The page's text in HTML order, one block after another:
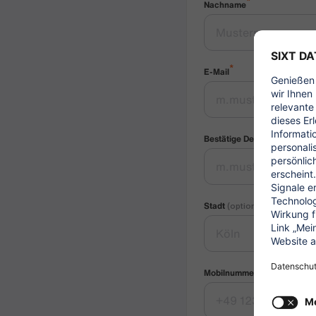
Nachname
E-Mail*
Bestätige Deine E-Mail*
Stadt (optional)
Mobilnummer (optional)